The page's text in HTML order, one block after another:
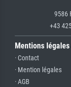
9586
+43
Mentions
· Contact
· Mention légales
· AGB